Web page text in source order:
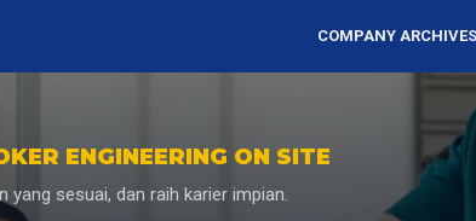
COMPANY ARCHIVES
ENGINEERING ON SITE
yang sesuai, dan raih karier impian.